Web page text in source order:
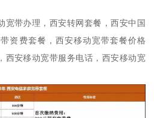
宽带办理，西安转网套餐，西安中国
资费套餐，西安移动宽带套餐价格
西安移动宽带服务电话，西安移动宽